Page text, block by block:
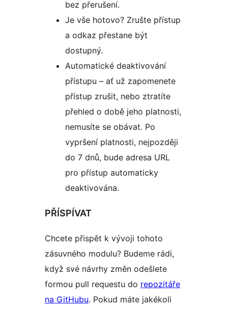
bez přerušení.
Je vše hotovo? Zrušte přístup
a odkaz přestane být
dostupný.
Automatické deaktivování
přístupu – ať už zapomenete
přístup zrušit, nebo ztratíte
přehled o době jeho platnosti,
nemusíte se obávat. Po
vypršení platnosti, nejpozději
do 7 dnů, bude adresa URL
pro přístup automaticky
deaktivována.
PŘÍSPÍVAT
Chcete přispět k vývoji tohoto
zásuvného modulu? Budeme rádi,
když své návrhy změn odešlete
formou pull requestu do repozitáře
na GitHubu. Pokud máte jakékoli